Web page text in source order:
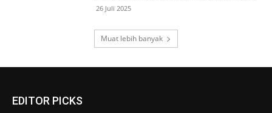
26 Juli 2025
Muat lebih banyak
EDITOR PICKS